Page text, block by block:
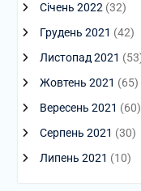
Січень 2022(32)
Грудень 2021 (42)
Листопад 2021
Жовтень 2021 (65)
Вересень 2021 (60)
Серпень 2021 (30)
Липень 2021 (10)